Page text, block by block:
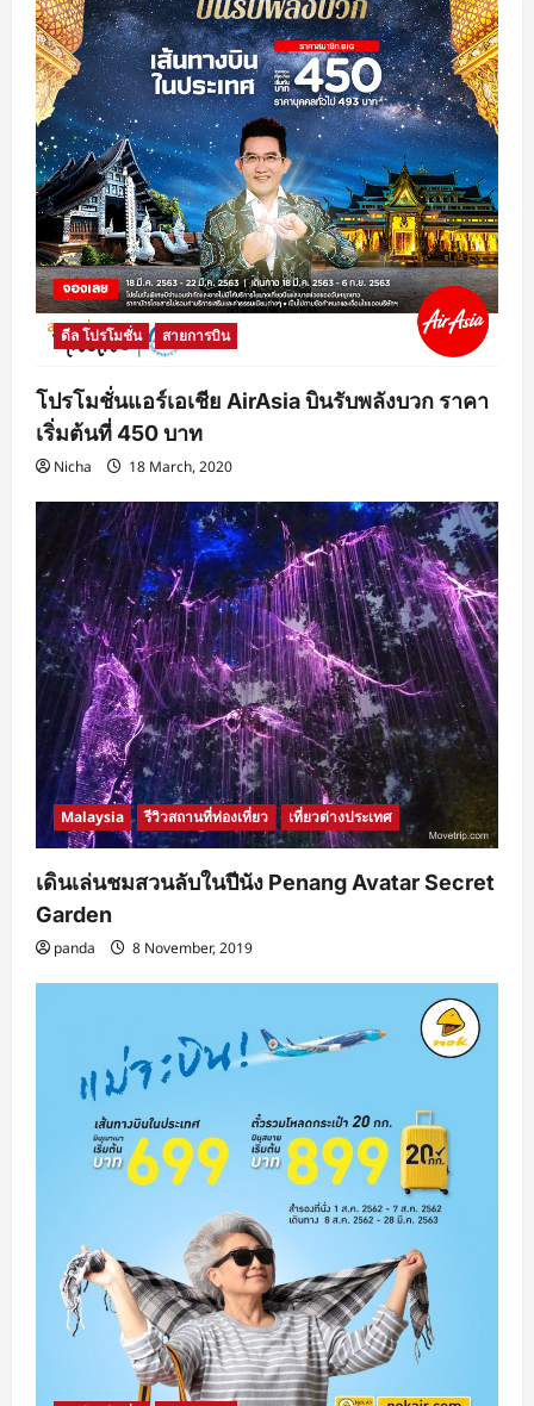
ดีล โปรโมชั่น สายการบิน
โปรโมชั่นแอร์เอเชีย AirAsia บินรับพลังบวก ราคา
เริ่มต้นที่ 450 บาท
Nicha 18 March, 2020
Malaysia รีวิวสถานที่ท่องเที่ยว เที่ยวต่างประเทศ
เดินเล่นชมสวนลับในปีนัง Penang Avatar Secret
Garden
panda 8 November, 2019